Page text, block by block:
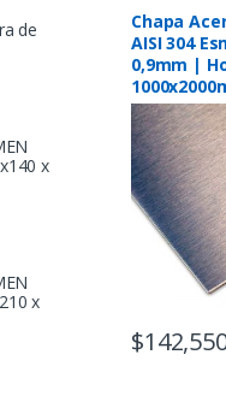
Chapa
AISI 304
0,9mm |
$
de
x
x